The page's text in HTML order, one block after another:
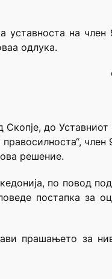
на
одлука.
до
решение.
по повод
постапка за
прашањето за